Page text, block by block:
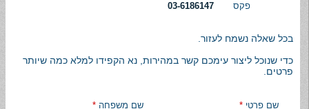
פקס
03-6186147
בכל שאלה נשמח לעזור.
כדי שנוכל ליצור עימכם קשר במהירות, נא הקפידו למלא כמה שיותר
פרטים.
שם פרטי * שם משפחה *